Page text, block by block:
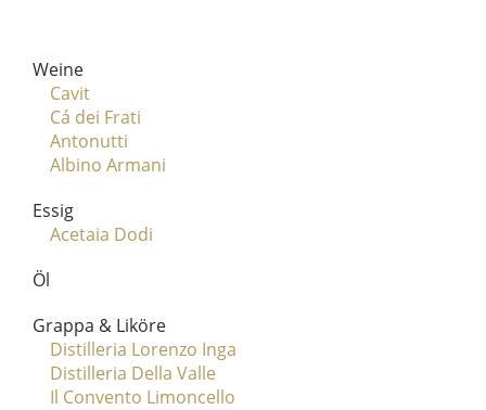
Weine
Cavit
Cá dei Frati
Antonutti
Albino Armani
Essig
Acetaia Dodi
Öl
Grappa & Liköre
Distilleria Lorenzo Inga
Distilleria Della Valle
Il Convento Limoncello